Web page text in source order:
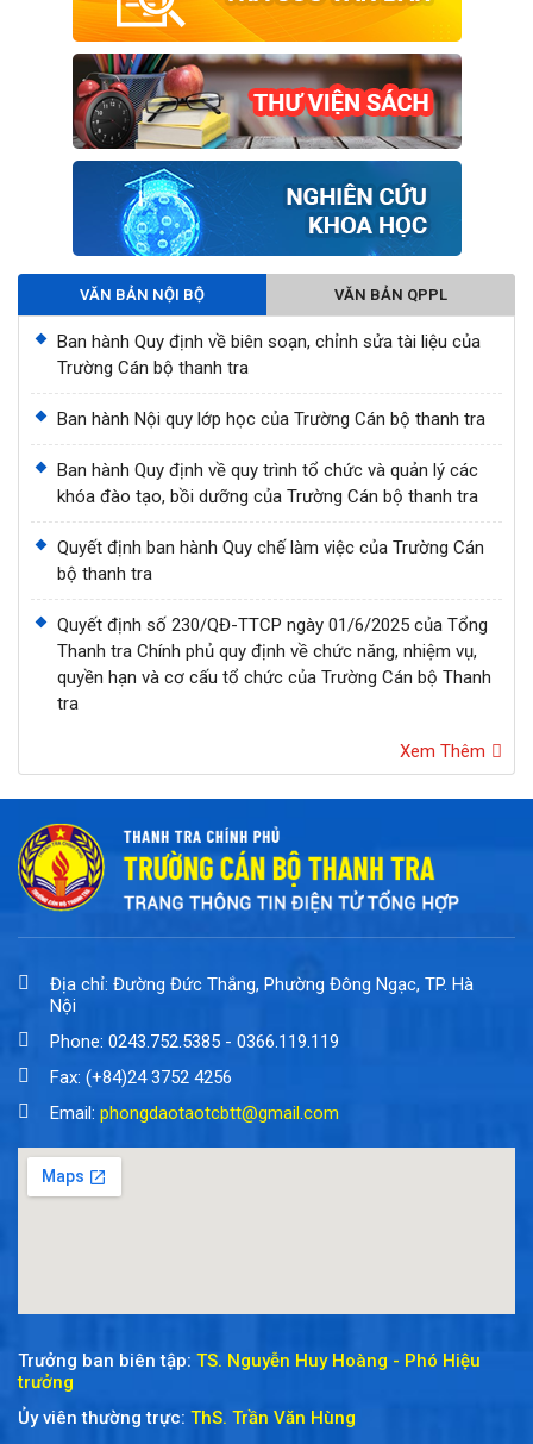
VĂN BẢN NỘI BỘ VĂN BẢN QPPL
Ban hành Quy định về biên soạn, chỉnh sửa tài liệu của
Trường Cán bộ thanh tra
Ban hành Nội quy lớp học của Trường Cán bộ thanh tra
Ban hành Quy định về quy trình tổ chức và quản lý các
khóa đào tạo, bồi dưỡng của Trường Cán bộ thanh tra
Quyết định ban hành Quy chế làm việc của Trường Cán
bộ thanh tra
Quyết định số 230/QĐ-TTCP ngày 01/6/2025 của Tổng
Thanh tra Chính phủ quy định về chức năng, nhiệm vụ,
quyền hạn và cơ cấu tổ chức của Trường Cán bộ Thanh
tra
Xem Thêm
Địa chỉ: Đường Đức Thắng, Phường Đông Ngạc, TP. Hà
Nội
Phone: 0243.752.5385 - 0366.119.119
Fax: (+84)24 3752 4256
Email: phongdaotaotcbtt@gmail.com
Trưởng ban biên tập: TS. Nguyễn Huy Hoàng - Phó Hiệu
trưởng
Ủy viên thường trực: ThS. Trần Văn Hùng